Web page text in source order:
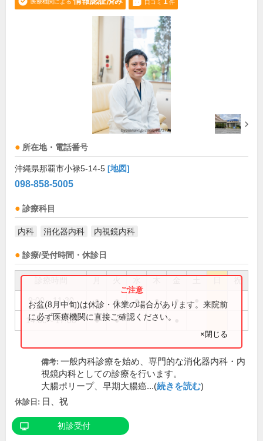
医療機関による 口コミ 件
所在地・電話番号
沖縄県那覇市小禄5-14-5 [地図]
098-858-5005
診療科目
内科 消化器内科 内視鏡内科
診療/受付時間・休診日
祝
9:00～11:30 ● ● ● ● ●
14:00～17:00 ● ●
お盆(8月中旬)は休診・休業の場合があります。来院前
に必ず医療機関に直接ご確認ください。
×閉じる
備考: 一般内科診療を始め、専門的な消化器内科・内
視鏡内科としての診療を行います。
大腸ポリープ、早期大腸癌...(続きを読む)
休診日: 日、祝
初診受付